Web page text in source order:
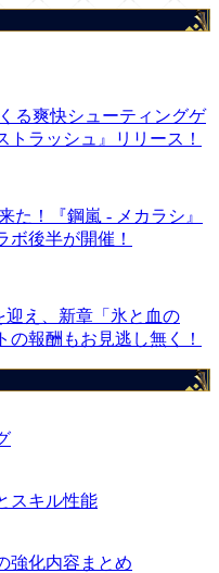
る爽快シューティングゲ
ラッシュ』リリース！
た！『鋼嵐 - メカラシ』
ボ後半が開催！
迎え、新章「氷と血の
報酬もお見逃し無く！
スキル性能
強化内容まとめ